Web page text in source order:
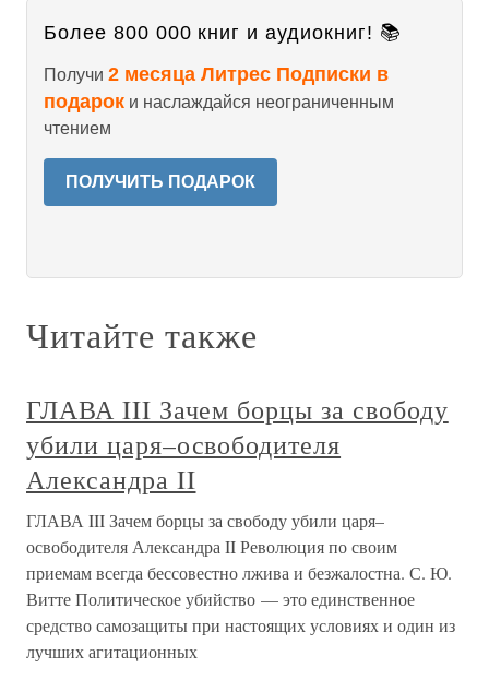
Более 800 000 книг и аудиокниг! 📚
Получи 2 месяца Литрес Подписки в
подарок и наслаждайся неограниченным
чтением
ПОЛУЧИТЬ ПОДАРОК
Читайте также
ГЛАВА III Зачем борцы за свободу
убили царя–освободителя
Александра II
ГЛАВА III Зачем борцы за свободу убили царя–
освободителя Александра II Революция по своим
приемам всегда бессовестно лжива и безжалостна. С. Ю.
Витте Политическое убийство — это единственное
средство самозащиты при настоящих условиях и один из
лучших агитационных